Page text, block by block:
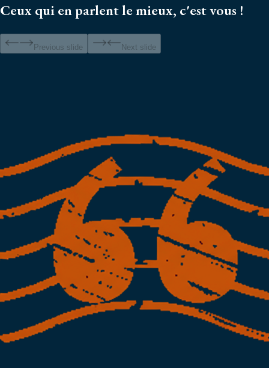
Ceux qui en parlent le mieux, c'est vous !
Previous slide Next slide